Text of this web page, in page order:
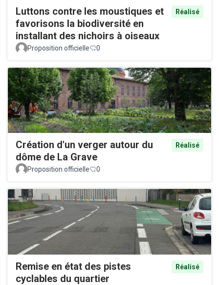
Luttons contre les moustiques et
favorisons la biodiversité en
installant des nichoirs à oiseaux
Réalisé
Proposition officielle 0
Création d'un verger autour du
dôme de La Grave
Réalisé
Proposition officielle 0
Remise en état des pistes
cyclables du quartier
Réalisé